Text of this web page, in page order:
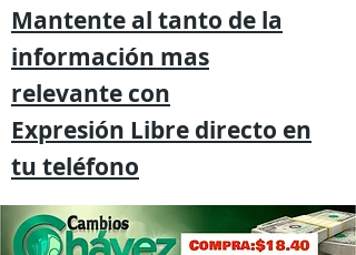
Mantente al tanto de la
información mas
relevante con
Expresión Libre directo en
tu teléfono